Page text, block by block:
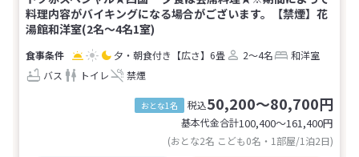
料理内容がバイキングになる場合がございます。【禁煙】花
湯館和洋室(2名～4名1室)
夕・朝食付き 【広さ】6畳 2～4名
和洋室
バス
トイレ 禁煙
おとな1名 税込50,200～80,700円
基本代金合計100,400〜161,400円
(おとな2名 こども0名・1部屋/1泊2日)